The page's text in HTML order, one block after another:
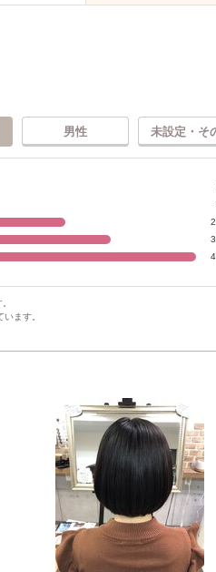
男性 未設定・そ
ます。